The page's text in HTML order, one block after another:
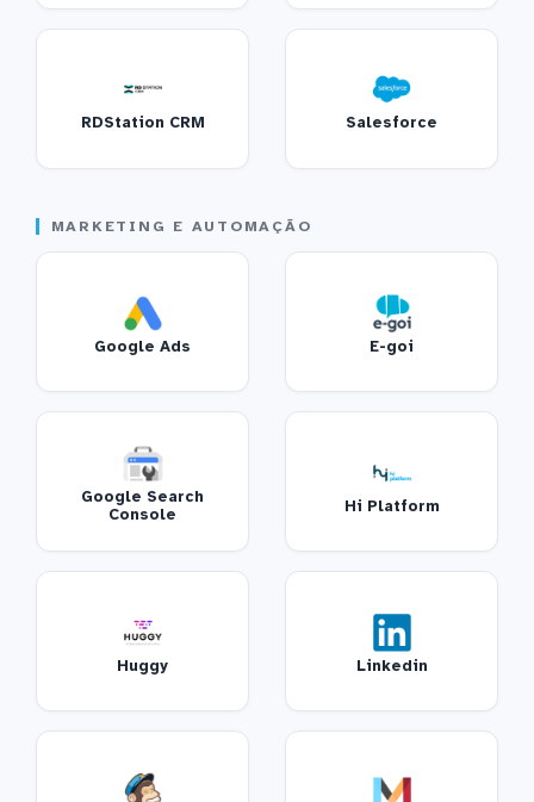
RDStation CRM Salesforce
MARKETING E AUTOMAÇÃO
Google Ads E-goi
Google Search
Console
Hi Platform
Huggy Linkedin